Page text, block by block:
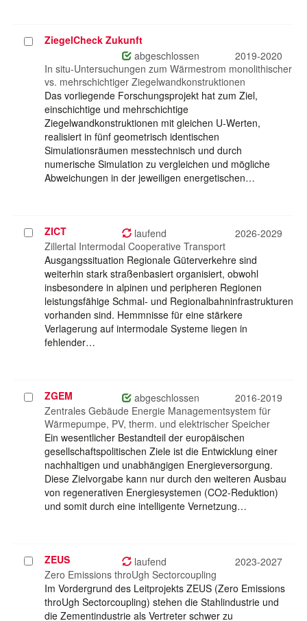
ProjektZiegelCheck Zukunft
abgeschlossen
2019-2020
In situ-Untersuchungen zum Wärmestrom monolithischer
vs. mehrschichtiger Ziegelwandkonstruktionen
Das vorliegende Forschungsprojekt hat zum Ziel,
einschichtige und mehrschichtige
Ziegelwandkonstruktionen mit gleichen U-Werten,
realisiert in fünf geometrisch identischen
Simulationsräumen messtechnisch und durch
numerische Simulation zu vergleichen und mögliche
Abweichungen in der jeweiligen energetischen…
Projekt
auswählen
ZICT laufend
2026-2029
Zillertal Intermodal Cooperative Transport
Ausgangssituation Regionale Güterverkehre sind
weiterhin stark straßenbasiert organisiert, obwohl
insbesondere in alpinen und peripheren Regionen
leistungsfähige Schmal- und Regionalbahninfrastrukturen
vorhanden sind. Hemmnisse für eine stärkere
Verlagerung auf intermodale Systeme liegen in
fehlender…
Projekt
auswählen
ZGEM abgeschlossen
2016-2019
Zentrales Gebäude Energie Managementsystem für
Wärmepumpe, PV, therm. und elektrischer Speicher
Ein wesentlicher Bestandteil der europäischen
gesellschaftspolitischen Ziele ist die Entwicklung einer
nachhaltigen und unabhängigen Energieversorgung.
Diese Zielvorgabe kann nur durch den weiteren Ausbau
von regenerativen Energiesystemen (CO2-Reduktion)
und somit durch eine intelligente Vernetzung…
Projekt
auswählen
ZEUS laufend
2023-2027
Zero Emissions throUgh Sectorcoupling
Im Vordergrund des Leitprojekts ZEUS (Zero Emissions
throUgh Sectorcoupling) stehen die Stahlindustrie und
die Zementindustrie als Vertreter schwer zu